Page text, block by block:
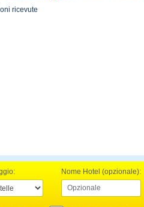
ricevute
Nome Hotel (opzionale):